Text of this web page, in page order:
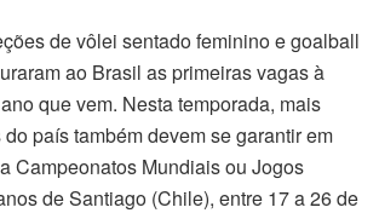
de vôlei sentado feminino e goalball
ao Brasil as primeiras vagas à
que vem. Nesta temporada, mais
país também devem se garantir em
Campeonatos Mundiais ou Jogos
de Santiago (Chile), entre 17 a 26 de